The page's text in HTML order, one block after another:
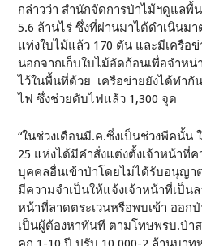
กล่าวว่า สำนักจัดการป่าไม้ฯดูแลพื้
5.6 ล้านไร่ ซึ่งที่ผ่านมาได้ดำเนินมา
แท่งใบไม้แล้ว 170 ตัน และมีเครือ
นอกจากเก็บใบไม้อัดก้อนเพื่อจำหน่
ไว้ในพื้นที่ด้วย เครือข่ายยังได้ทำ
ไฟ ซึ่งช่วยดับไฟแล้ว 1,300 จุด
“ในช่วงเดือนมี.ค.ซึ่งเป็นช่วงพีคนั้น
25 แห่งได้มีคำสั่งแต่งตั้งเจ้าหน้าที่
บุคคลอื่นเข้าป่าโดยไม่ได้รับอนุญา
มีความจำเป็นให้แจ้งเจ้าหน้าที่เป็น
หน้าที่ลาดตระเวนหรือพบเข้า ออก
เป็นผู้ต้องหาทันที ตามโทษพรบ.ป่า